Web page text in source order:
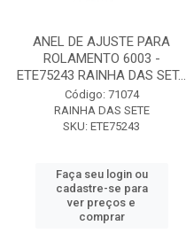
ANEL DE AJUSTE PARA
ROLAMENTO 6003 -
ETE75243 RAINHA DAS SET...
Código: 71074
RAINHA DAS SETE
SKU: ETE75243
Faça seu login ou
cadastre-se para
ver preços e
comprar